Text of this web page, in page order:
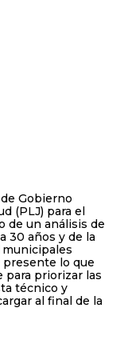
Gobierno
(PLJ) para el
de un análisis de
30 años y de la
presente lo que
para priorizar las
técnico y
al final de la